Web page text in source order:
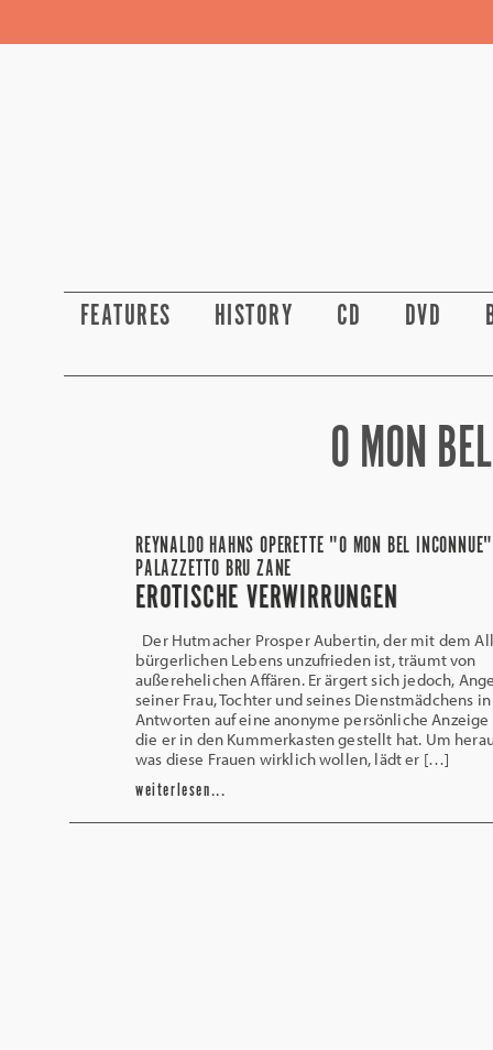
FEATURES HISTORY CD DVD
O MON
REYNALDO HAHNS OPERETTE "O MON BEL
PALAZZETTO BRU ZANE
EROTISCHE VERWIRRUNGEN
Der Hutmacher Prosper Aubertin, der mit dem
bürgerlichen Lebens unzufrieden ist, träumt von
außerehelichen Affären. Er ärgert sich jedoch,
seiner Frau, Tochter und seines Dienstmädchens
Antworten auf eine anonyme persönliche Anzeige
die er in den Kummerkasten gestellt hat. Um
was diese Frauen wirklich wollen, lädt er […]
weiterlesen...